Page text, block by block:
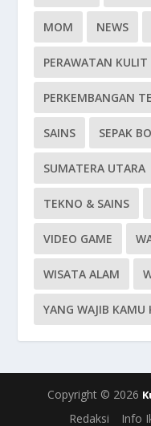
MOM NEWS
PERAWATAN KULIT
PERKEMBANGAN
SAINS SEPAK
SUMATERA UTARA
TEKNO & SAINS
VIDEO GAME
WISATA ALAM
YANG WAJIB KAMU
Copyright © 2026
Redaksi
Info